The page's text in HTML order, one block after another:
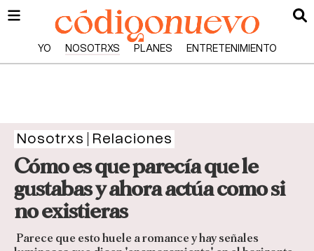
YO NOSOTRXS PLANES ENTRETENIMIENTO
Nosotrxs Relaciones
Cómo es que parecía que le
gustabas y ahora actúa como si
no existieras
Parece que esto huele a romance y hay señales